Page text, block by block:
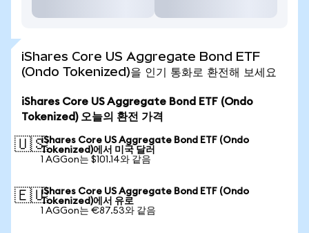
iShares Core US Aggregate Bond ETF
(Ondo Tokenized)을 인기 통화로 환전해 보세요
iShares Core US Aggregate Bond ETF (Ondo
Tokenized) 오늘의 환전 가격
🇺🇸iShares Core US Aggregate Bond ETF (Ondo
Tokenized)에서 미국 달러
1 AGGon는 $101.14와 같음
🇪🇺iShares Core US Aggregate Bond ETF (Ondo
Tokenized)에서 유로
1 AGGon는 €87.53와 같음